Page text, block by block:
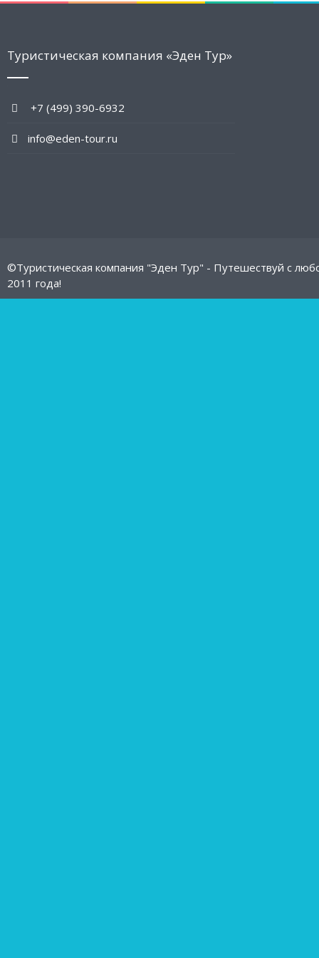
Туристическая компания «Эден Тур»
+7 (499) 390-6932
info@eden-tour.ru
©Туристическая компания "Эден Тур" - Путешествуй с
2011 года!